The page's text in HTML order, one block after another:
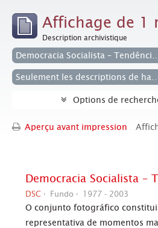
Affichage de 1
Description archivistique
Options de
Aperçu avant impression
DSC Fundo 1977 - 2003
O conjunto fotográfico
representativa de momentos